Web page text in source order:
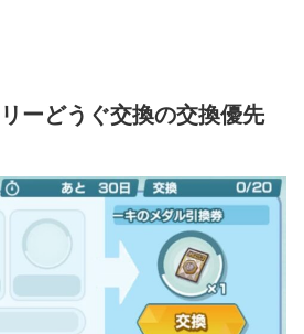
リーどうぐ交換の交換優先